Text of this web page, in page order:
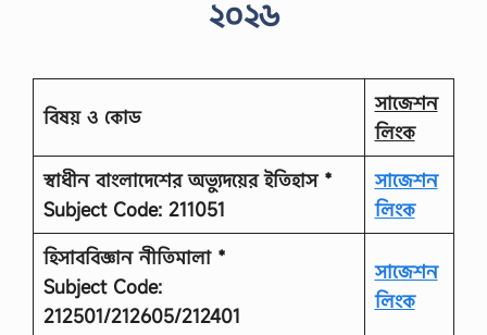
২০২৬
বিষয় ও কোড
সাজেশন
লিংক
স্বাধীন বাংলাদেশের অভ্যুদয়ের ইতিহাস *
Subject Code: 211051
সাজেশন
লিংক
হিসাববিজ্ঞান নীতিমালা *
Subject Code:
212501/212605/212401
সাজেশন
লিংক